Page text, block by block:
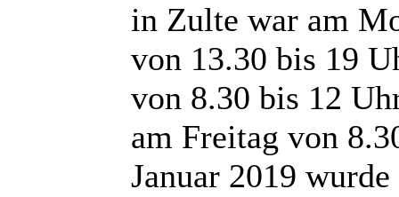
in Zulte war am
von 13.30 bis 19
von 8.30 bis 12
am Freitag von
Januar 2019